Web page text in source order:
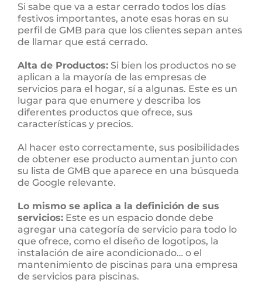
Si sabe que va a estar cerrado todos los días
festivos importantes, anote esas horas en su
perfil de GMB para que los clientes sepan antes
de llamar que está cerrado.
Alta de Productos: Si bien los productos no se
aplican a la mayoría de las empresas de
servicios para el hogar, sí a algunas. Este es un
lugar para que enumere y describa los
diferentes productos que ofrece, sus
características y precios.
Al hacer esto correctamente, sus posibilidades
de obtener ese producto aumentan junto con
su lista de GMB que aparece en una búsqueda
de Google relevante.
Lo mismo se aplica a la definición de sus
servicios: Este es un espacio donde debe
agregar una categoría de servicio para todo lo
que ofrece, como el diseño de logotipos, la
instalación de aire acondicionado… o el
mantenimiento de piscinas para una empresa
de servicios para piscinas.